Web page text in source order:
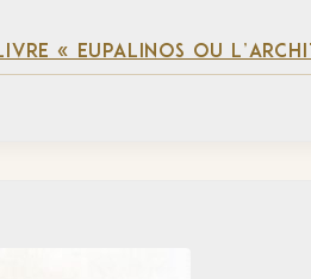
« EUPALINOS OU